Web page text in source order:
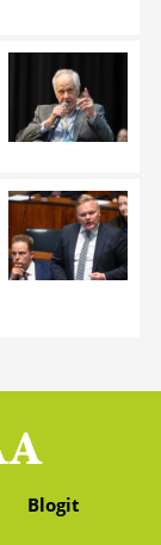
Blogit